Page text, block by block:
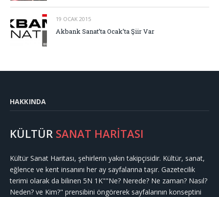
19 OCAK 2015
Akbank Sanat’ta Ocak’ta Şiir Var
HAKKINDA
KÜLTÜR SANAT HARİTASI
Kültür Sanat Haritası, şehirlerin yakın takipçisidir. Kültür, sanat,
eğlence ve kent insanını her ay sayfalarına taşır. Gazetecilik
terimi olarak da bilinen 5N 1K""Ne? Nerede? Ne zaman? Nasıl?
Neden? ve Kim?" prensibini öngörerek sayfalarının konseptini